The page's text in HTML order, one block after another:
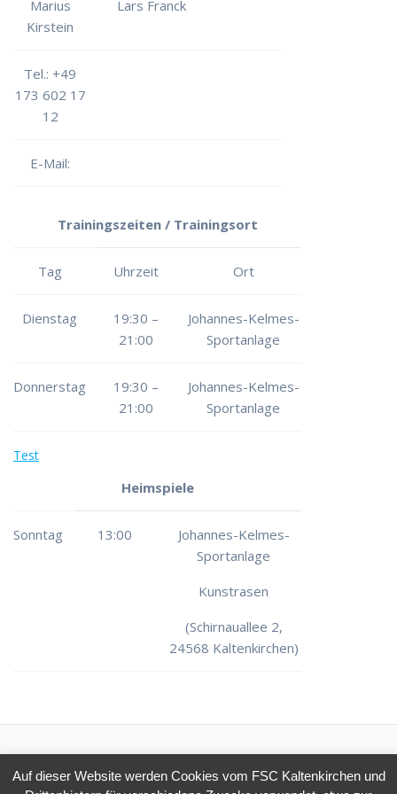
Marius
Kirstein
Lars Franck
Tel.: +49
173 602 17
12
E-Mail:
Trainingszeiten / Trainingsort
Tag Uhrzeit Ort
Dienstag
19:30 –
21:00
Johannes-Kelmes-
Sportanlage
Donnerstag
19:30 –
21:00
Johannes-Kelmes-
Sportanlage
Test
Heimspiele
Sonntag 13:00
Johannes-Kelmes-
Sportanlage
Kunstrasen
(Schirnauallee 2,
24568 Kaltenkirchen)
© 2026 FSC Kaltenkirchen e.V.. Erstellt mit WordPress und dem
Auf dieser Website werden Cookies vom FSC Kaltenkirchen und